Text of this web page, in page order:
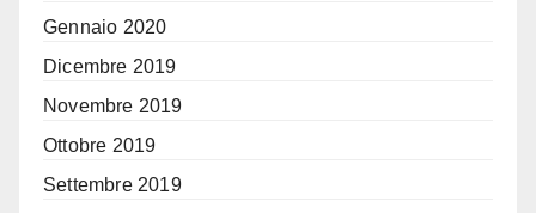
Gennaio 2020
Dicembre 2019
Novembre 2019
Ottobre 2019
Settembre 2019